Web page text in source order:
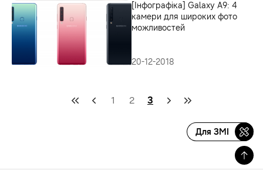
[Інфографіка] Galaxy A9: 4
камери для широких фото
можливостей
20-12-2018
1 2 3
Для ЗМІ